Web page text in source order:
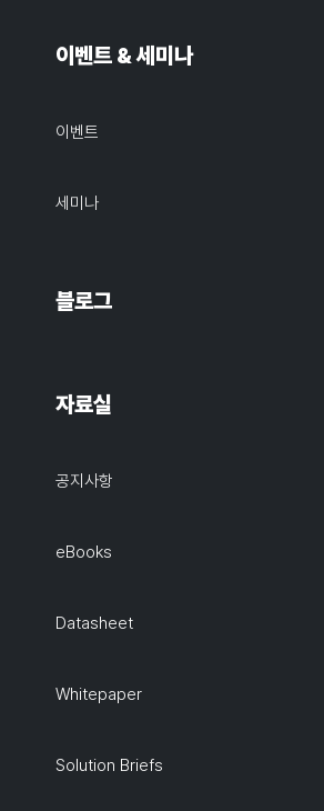
이벤트 & 세미나
이벤트
세미나
블로그
자료실
공지사항
eBooks
Datasheet
Whitepaper
Solution Briefs